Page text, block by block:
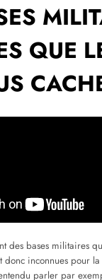
QUE
des bases militaires
donc inconnues pour
parler par